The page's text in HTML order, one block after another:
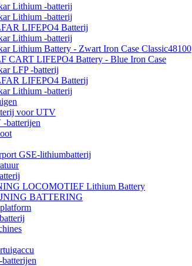
Lithium -batterij
Lithium -batterij
LIFEPO4 Batterij
Lithium -batterij
Lithium Battery - Zwart Iron Case Classic48100
CART LIFEPO4 Battery - Blue Iron Case
LFP -batterij
LIFEPO4 Batterij
Lithium -batterij
voor UTV
batterijen
GSE-lithiumbatterij
LOCOMOTIEF Lithium Battery
BATTERING